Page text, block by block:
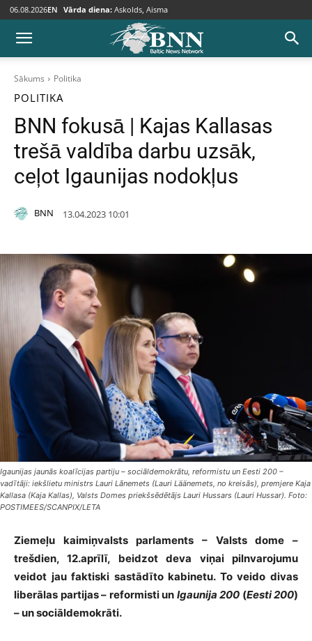
06.08.2026EN Vārda diena: Askolds, Aisma
Sākums Politika
POLITIKA
BNN fokusā | Kajas Kallasas
trešā valdība darbu uzsāk,
ceļot Igaunijas nodokļus
BNN 13.04.2023 10:01
Igaunijas jaunās koalīcijas partiju – sociāldemokrātu, reformistu un Eesti 200 –
vadītāji: iekšlietu ministrs Lauri Lānemets (Lauri Läänemets, no kreisās), premjere Kaja
Kallasa (Kaja Kallas), Valsts Domes priekšsēdētājs Lauri Hussars (Lauri Hussar). Foto:
POSTIMEES/SCANPIX/LETA
Ziemeļu kaimiņvalsts parlaments – Valsts dome –
trešdien, 12.aprīlī, beidzot deva viņai pilnvarojumu
veidot jau faktiski sastādīto kabinetu. To veido divas
liberālas partijas – reformisti un Igaunija 200 (Eesti 200)
– un sociāldemokrāti.